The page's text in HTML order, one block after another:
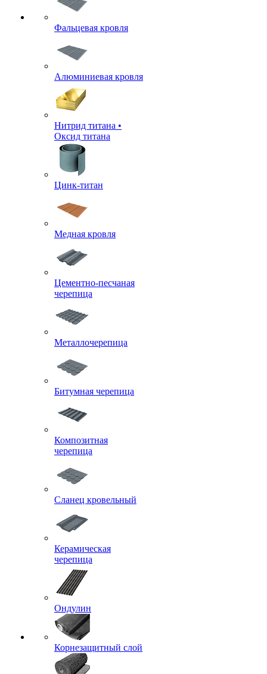
Фальцевая кровля
Алюминиевая кровля
Нитрид титана •
Оксид титана
Цинк-титан
Медная кровля
Цементно-песчаная
черепица
Металлочерепица
Битумная черепица
Композитная
черепица
Сланец кровельный
Керамическая
черепица
Ондулин
Корнезащитный слой